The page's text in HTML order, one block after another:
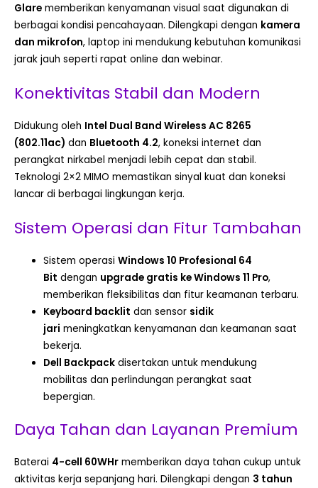
Glare memberikan kenyamanan visual saat digunakan di
berbagai kondisi pencahayaan. Dilengkapi dengan kamera
dan mikrofon, laptop ini mendukung kebutuhan komunikasi
jarak jauh seperti rapat online dan webinar.
Konektivitas Stabil dan Modern
Didukung oleh Intel Dual Band Wireless AC 8265
(802.11ac) dan Bluetooth 4.2, koneksi internet dan
perangkat nirkabel menjadi lebih cepat dan stabil.
Teknologi 2×2 MIMO memastikan sinyal kuat dan koneksi
lancar di berbagai lingkungan kerja.
Sistem Operasi dan Fitur Tambahan
Sistem operasiWindows 10 Profesional 64
Bit dengan upgrade gratis ke Windows 11 Pro,
memberikan fleksibilitas dan fitur keamanan terbaru.
Keyboard backlit dan sensor sidik
jari meningkatkan kenyamanan dan keamanan saat
bekerja.
Dell Backpack disertakan untuk mendukung
mobilitas dan perlindungan perangkat saat
bepergian.
Daya Tahan dan Layanan Premium
Baterai 4-cell 60WHr memberikan daya tahan cukup untuk
aktivitas kerja sepanjang hari. Dilengkapi dengan 3 tahun